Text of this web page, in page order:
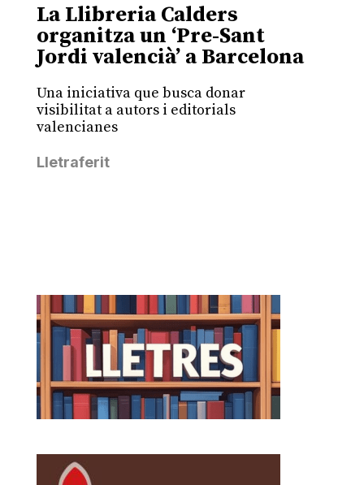
La Llibreria Calders
organitza un ‘Pre-Sant
Jordi valencià’ a Barcelona
Una iniciativa que busca donar
visibilitat a autors i editorials
valencianes
Lletraferit